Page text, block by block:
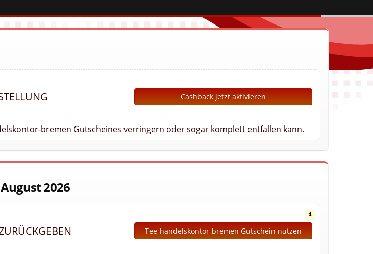
Cashback jetzt aktivieren
bremen Gutscheines verringern oder sogar komplett entfallen kann.
2026
Tee-handelskontor-bremen Gutschein nutzen